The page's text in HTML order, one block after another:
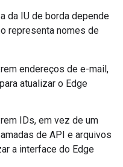
da IU de borda depende
representa nomes de
endereços de e-mail,
para atualizar o Edge
IDs, em vez de um
de API e arquivos
a interface do Edge